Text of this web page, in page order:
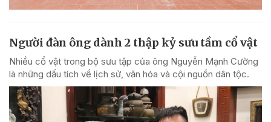
Người đàn ông dành 2 thập kỷ sưu tầm cổ vật
Nhiều cổ vật trong bộ sưu tập của ông Nguyễn Mạnh Cường
là những dấu tích về lịch sử, văn hóa và cội nguồn dân tộc.